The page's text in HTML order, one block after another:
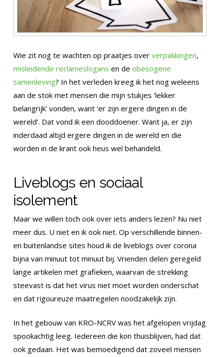
Wie zit nog te wachten op praatjes over verpakkingen,
misleidende reclameslogans en de obesogene
samenleving? In het verleden kreeg ik het nog weleens
aan de stok met mensen die mijn stukjes ‘lekker
belangrijk’ vonden, want ‘er zijn ergere dingen in de
wereld’. Dat vond ik een dooddoener. Want ja, er zijn
inderdaad altijd ergere dingen in de wereld en die
worden in de krant ook heus wel behandeld.
Liveblogs en sociaal
isolement
Maar we willen toch ook over iets anders lezen? Nu niet
meer dus. U niet en ik ook niet. Op verschillende binnen-
en buitenlandse sites houd ik de liveblogs over corona
bijna van minuut tot minuut bij. Vrienden delen geregeld
lange artikelen met grafieken, waarvan de strekking
steevast is dat het virus niet moet worden onderschat
en dat rigoureuze maatregelen noodzakelijk zijn.
In het gebouw van KRO-NCRV was het afgelopen vrijdag
spookachtig leeg. Iedereen die kon thuisblijven, had dat
ook gedaan. Het was bemoedigend dat zoveel mensen